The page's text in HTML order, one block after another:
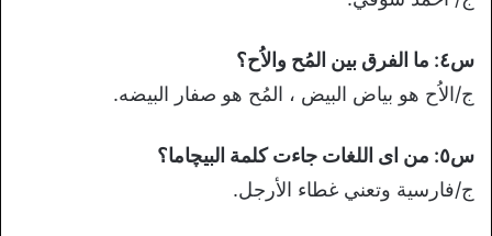
س٤: ما الفرق بين المُح والاُح؟
ج/الاُح هو بياض البيض ، المُح هو صفار البيضه.
س٥: من اى اللغات جاءت كلمة البيچاما؟
ج/فارسية وتعني غطاء الأرجل.